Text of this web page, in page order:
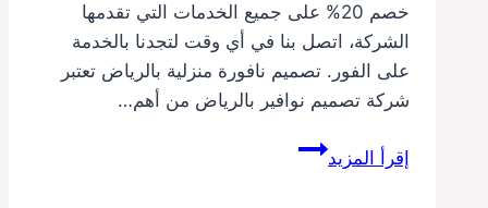
خصم 20% على جميع الخدمات التي تقدمها
الشركة، اتصل بنا في أي وقت لتجدنا بالخدمة
على الفور. تصميم نافورة منزلية بالرياض تعتبر
شركة تصميم نوافير بالرياض من أهم…
إقرأ المزيدشركة